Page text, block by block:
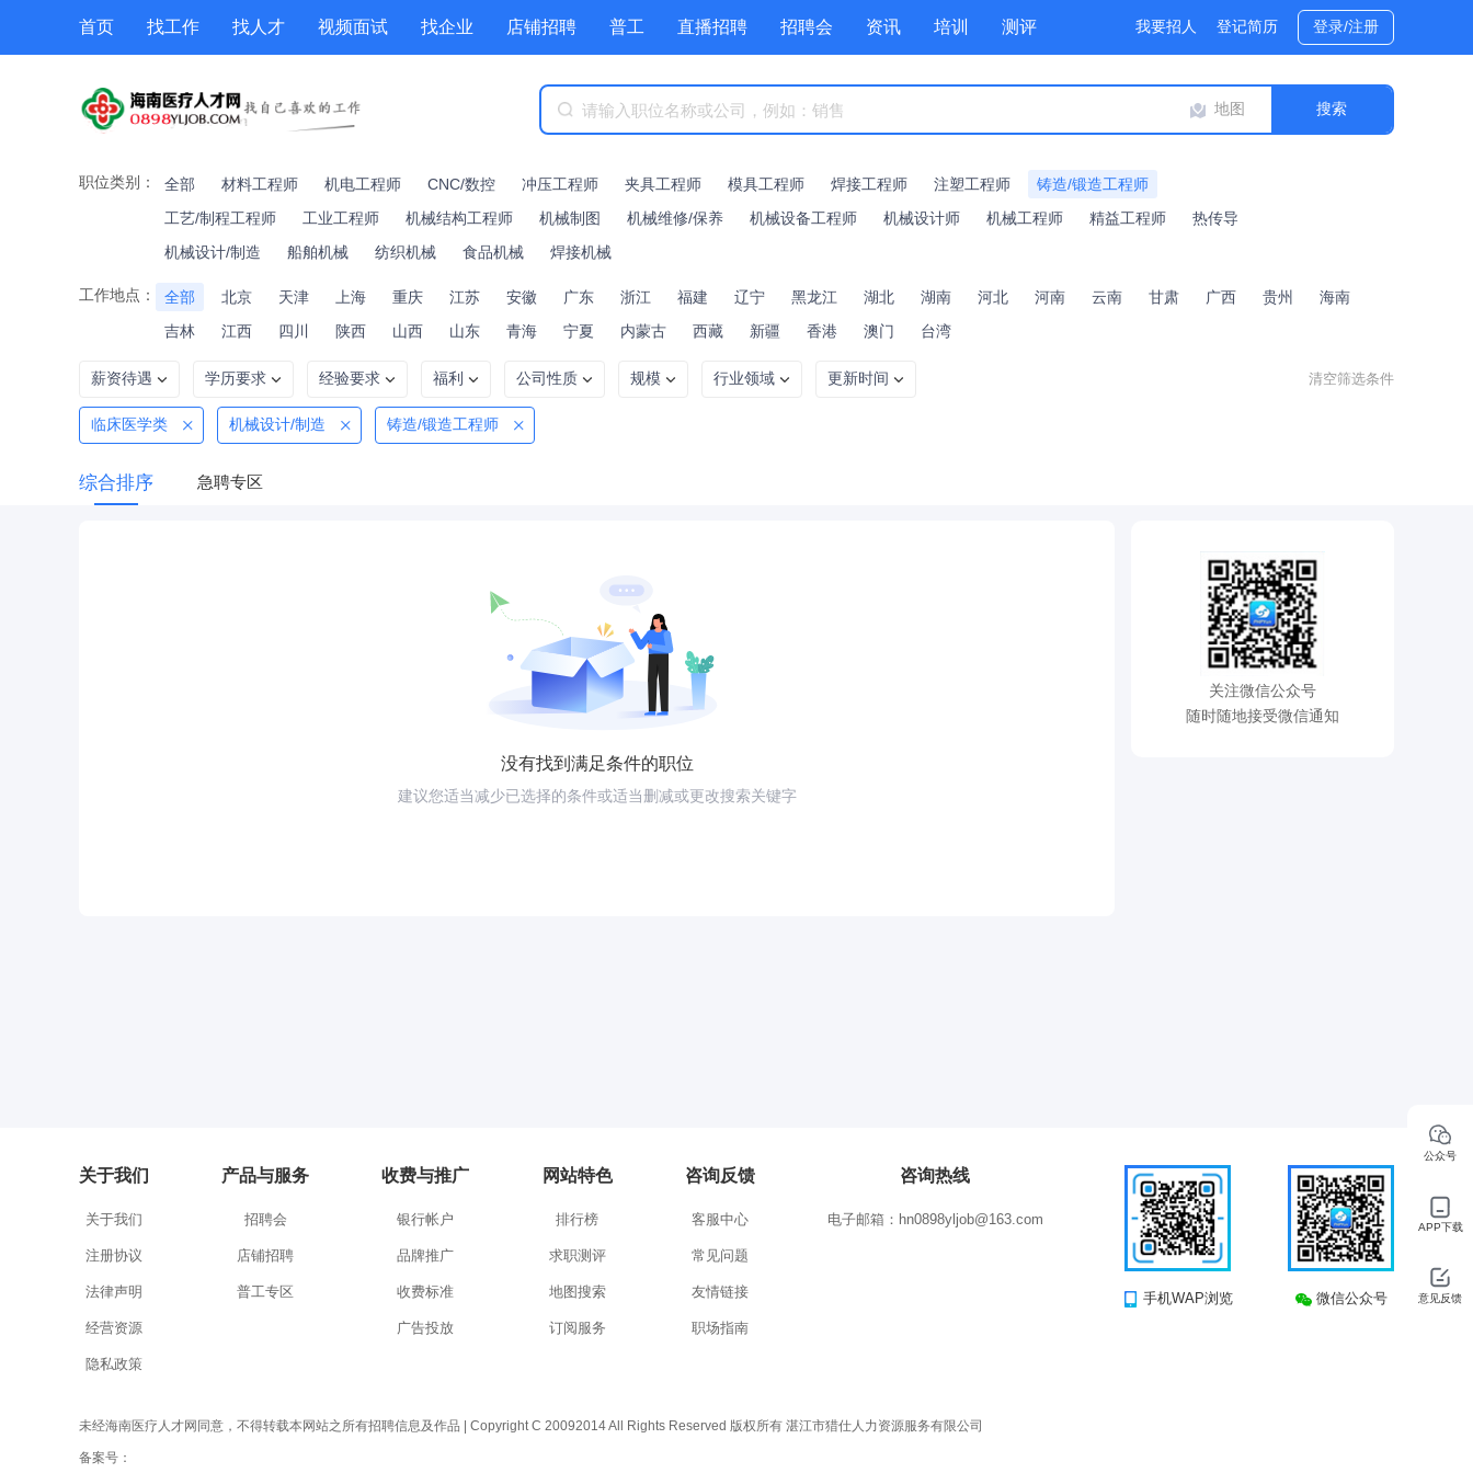
首页 找工作 找人才 视频面试 找企业 店铺招聘 普工 直播招聘 招聘会 资讯 培训 测评
商城 附近职位 工具箱 赏金招聘
我要招人 登记简历 登录/注册
地图
职位类别： 全部 材料工程师 机电工程师 CNC/数控 冲压工程师 夹具工程师 模具工程师 焊接工程师 注塑工程师
铸造/锻造工程师
工艺/制程工程师
工业工程师 机械结构工程师 机械制图 机械维修/保养 机械设备工程师 机械设计师 机械工程师 精益工程师
热传导
机械设计/制造
船舶机械 纺织机械 食品机械 焊接机械
工作地点： 全部 北京 天津 上海 重庆 江苏 安徽 广东 浙江 福建 辽宁 黑龙江 湖北 湖南 河北 河南 云南 甘肃 广西 贵州
海南
吉林
江西 四川 陕西 山西 山东 青海 宁夏 内蒙古 西藏 新疆 香港 澳门 台湾
薪资待遇 学历要求 经验要求 福利 公司性质 规模 行业领域 更新时间
临床医学类 机械设计/制造 铸造/锻造工程师
清空筛选条件
综合排序 急聘专区
没有找到满足条件的职位
建议您适当减少已选择的条件或适当删减或更改搜索关键字
关注微信公众号
随时随地接受微信通知
关于我们
关于我们
注册协议
法律声明
经营资源
隐私政策
产品与服务
招聘会
店铺招聘
普工专区
收费与推广
银行帐户
品牌推广
收费标准
广告投放
网站特色
排行榜
求职测评
地图搜索
订阅服务
咨询反馈
客服中心
常见问题
友情链接
职场指南
咨询热线
电子邮箱：hn0898yljob@163.com
手机WAP浏览 微信公众号
未经海南医疗人才网同意，不得转载本网站之所有招聘信息及作品 | Copyright C 20092014 All Rights Reserved 版权所有 湛江市猎仕人力资源服务有限公司
备案号：
公众号
APP下载
意见反馈